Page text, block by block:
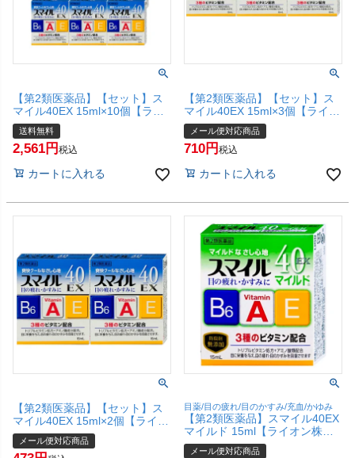
【第2類医薬品】【セット】ス
マイル40EX 15ml×10個【ライ
オン株式会社】【宅配便送料無
料】
送料無料
2,561 税込
カートに入れる
【第2類医薬品】【セット】ス
マイル40EX 15ml×3個【ライオ
ン株式会社】【メール便対応商
品】【SBT】
メール便対応商品
710 税込
カートに入れる
【第2類医薬品】【セット】ス
マイル40EX 15ml×2個【ライオ
ン株式会社】【メール便対応商
品】【SBT】
メール便対応商品
目薬/目の疲れ/目のかすみ/充血/かゆみ
【第2類医薬品】スマイル40EX
マイルド 15ml【ライオン株式
会社】【メール便対応商品】
メール便対応商品